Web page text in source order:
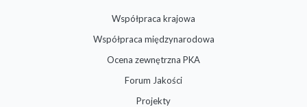
Współpraca krajowa
Współpraca międzynarodowa
Ocena zewnętrzna PKA
Forum Jakości
Projekty